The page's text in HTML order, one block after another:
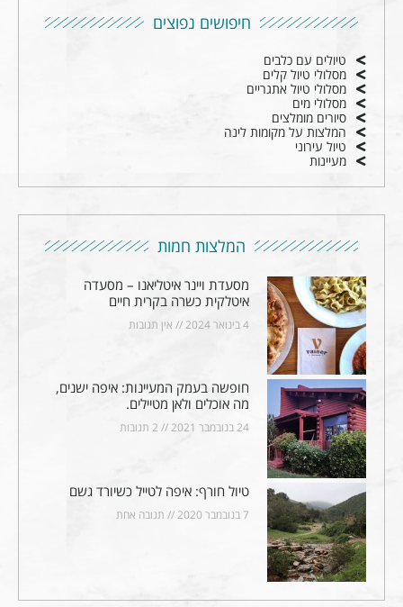
חיפושים נפוצים
טיולים עם כלבים
מסלולי טיול קלים
מסלולי טיול אתגריים
מסלולי מים
סיורים מומלצים
המלצות על מקומות לינה
טיול עירוני
מעיינות
המלצות חמות
מסעדת ויינר איטליאנו – מסעדה
איטלקית כשרה בקרית חיים
4 בינואר 2024 אין תגובות
חופשה בעמק המעיינות: איפה ישנים,
מה אוכלים ולאן מטיילים.
24 בנובמבר 2021 2 תגובות
טיול חורף: איפה לטייל כשיורד גשם
7 בנובמבר 2020 תגובה אחת